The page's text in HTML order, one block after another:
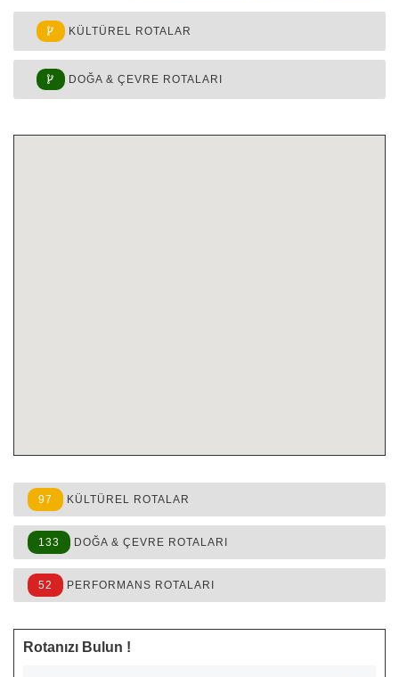
KÜLTÜREL ROTALAR
DOĞA & ÇEVRE ROTALARI
97 KÜLTÜREL ROTALAR
133 DOĞA & ÇEVRE ROTALARI
52 PERFORMANS ROTALARI
Rotanızı Bulun !